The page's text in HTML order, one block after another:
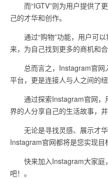
而“IGTV”则为用户提供了
己的才华和创作。
通过“购物”功能，用户可以
来，为自己找到更多的商机和合
总而言之，Instagram官网
平台，更是连接人与人之间的纽
通过探索Instagram官网，
界的人分享自己的生活故事，
无论是寻找灵感、展示才华
Instagram官网都将是您实现目
快来加入Instagram大家庭
吧！。